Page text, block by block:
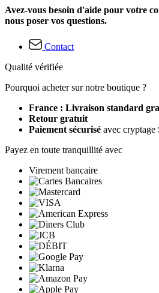
Avez-vous besoin d'aide pour votre
nous poser vos questions.
Contact
Qualité vérifiée
Pourquoi acheter sur notre boutique ?
France : Livraison standard
Retour gratuit
Paiement sécurisé avec cryptage
Payez en toute tranquillité avec
Virement bancaire